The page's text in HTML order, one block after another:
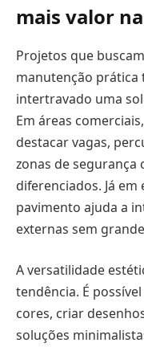
mais valor
Projetos que
manutenção
intertravado uma
Em áreas
destacar vagas,
zonas de
diferenciados. Já
pavimento ajuda a
externas sem
A versatilidade
tendência. É
cores, criar
soluções